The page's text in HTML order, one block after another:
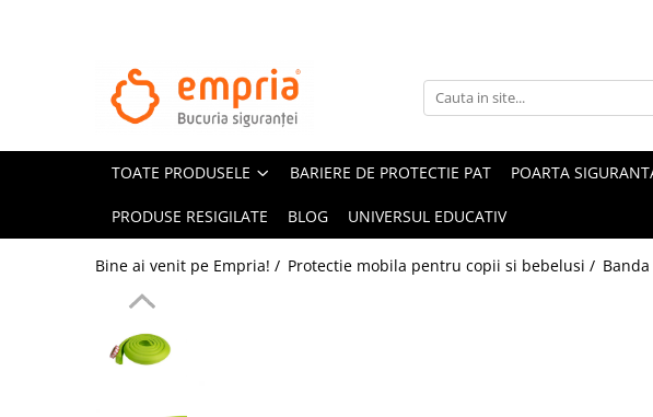
TOATE PRODUSELE
Oferte Protectii Laterale Pat
Bariere protectie pentru pat
Aparatori laterale patut bebe
Protectie colturi mobila copii
Sigurante pentru sertare si usi
Sigurante geamuri si usi glisante
TOATE PRODUSELE BARIERE DE PROTECTIE PAT POARTA
PRODUSE RESIGILATE BLOG UNIVERSUL EDUCATIV
Bine ai venit pe Empria! / Protectie mobila pentru copii si bebelusi /